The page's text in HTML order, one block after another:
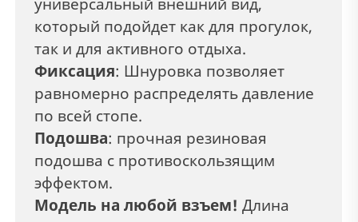
который подойдет как для прогулок,
так и для активного отдыха.
Фиксация: Шнуровка позволяет
равномерно распределять давление
по всей стопе.
Подошва: прочная резиновая
подошва с противоскользящим
эффектом.
Модель на любой взъем! Длина